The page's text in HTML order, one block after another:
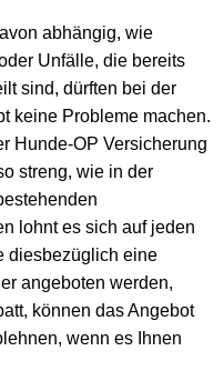
abhängig, wie
Unfälle, die bereits
sind, dürften bei der
keine Probleme machen.
Hunde-OP Versicherung
streng, wie in der
lohnt es sich auf jeden
diesbezüglich eine
angeboten werden,
können das Angebot
wenn es Ihnen